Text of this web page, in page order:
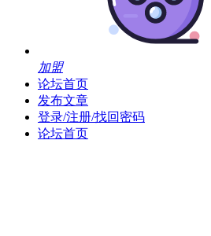
加盟
论坛首页
发布文章
登录/注册/找回密码
论坛首页